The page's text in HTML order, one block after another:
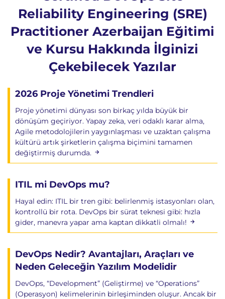
Reliability Engineering (SRE)
Practitioner Azerbaijan Eğitimi
ve Kursu Hakkında İlginizi
Çekebilecek Yazılar
2026 Proje Yönetimi Trendleri
Proje yönetimi dünyası son birkaç yılda büyük bir
dönüşüm geçiriyor. Yapay zeka, veri odaklı karar alma,
Agile metodolojilerin yaygınlaşması ve uzaktan çalışma
kültürü artık şirketlerin çalışma biçimini tamamen
değiştirmiş durumda.
ITIL mi DevOps mu?
Hayal edin: ITIL bir tren gibi: belirlenmiş istasyonları olan,
kontrollü bir rota. DevOps bir sürat teknesi gibi: hızla
gider, manevra yapar ama kaptan dikkatli olmalı!
DevOps Nedir? Avantajları, Araçları ve
Neden Geleceğin Yazılım Modelidir
DevOps, “Development” (Geliştirme) ve “Operations”
(Operasyon) kelimelerinin birleşiminden oluşur. Ancak bir